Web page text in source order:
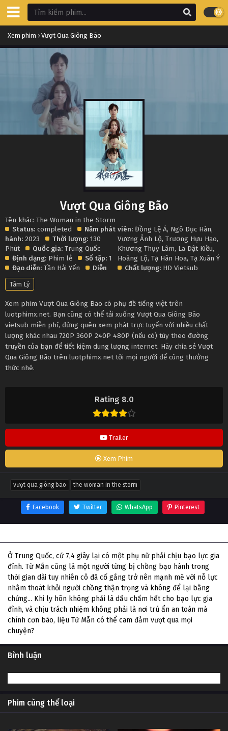
Xem phim › Vượt Qua Giông Bão
Rating 8.0
Trailer
Xem Phim
Vượt Qua Giông Bão
Tên khác: The Woman in the Storm
Status: completed
Năm phát
hành: 2023 Thời lượng: 130
Phút
Quốc gia: Trung Quốc
Định dạng: Phim lẻ Số tập: 1
Đạo diễn: Tần Hải Yến Diễn
viên: Đồng Lệ Á, Ngô Dục Hàn,
Vương Ảnh Lộ,Trương Hựu Hạo,
Khương Thụy Lâm, La Dật Kiều,
Hoàng Lộ,Tạ Hân Hoa,Tạ Xuân Ý
Chất lượng: HD Vietsub
Tâm Lý
Xem phim Vượt Qua Giông Bão có phụ đề tiếng việt trên
luotphimx.net. Bạn cũng có thể tải xuống Vượt Qua Giông Bão
vietsub miễn phí, đừng quên xem phát trực tuyến với nhiều chất
lượng khác nhau 720P 360P 240P 480P (nếu có) tùy theo đường
truyền của bạn để tiết kiệm dung lượng internet. Hãy chia sẻ Vượt
Qua Giông Bão trên luotphimx.net tới mọi người để cùng thưởng
thức nhé.
vượt qua giông bão the woman in the storm
Facebook Twitter WhatsApp Pinterest
Ở Trung Quốc, cứ 7,4 giây lại có một phụ nữ phải chịu bạo lực gia
đình. Từ Mẫn cũng là một người từng bị chồng bạo hành trong
thời gian dài tuy nhiên cô đã cố gắng trở nên mạnh mẽ với nỗ lực
nhằm thoát khỏi người chồng thận trọng và không để lại bằng
chứng... Khi ly hôn không phải là dấu chấm hết cho bạo lực gia
đình, và chịu trách nhiệm không phải là nơi trú ẩn an toàn mà
chính cơn bão, liệu Từ Mẫn có thể cam đảm vượt qua mọi
chuyện?
Bình luận
Phim cùng thể loại